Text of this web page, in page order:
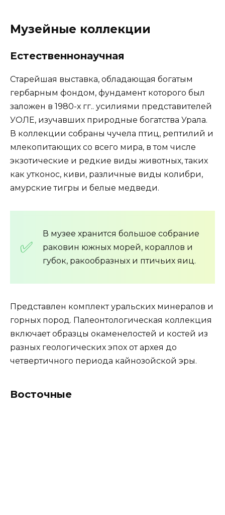
Музейные коллекции
Естественнонаучная
Старейшая выставка, обладающая богатым
гербарным фондом, фундамент которого был
заложен в 1980-х гг.. усилиями представителей
УОЛЕ, изучавших природные богатства Урала.
В коллекции собраны чучела птиц, рептилий и
млекопитающих со всего мира, в том числе
экзотические и редкие виды животных, таких
как утконос, киви, различные виды колибри,
амурские тигры и белые медведи.
В музее хранится большое собрание
раковин южных морей, кораллов и
губок, ракообразных и птичьих яиц.
Представлен комплект уральских минералов и
горных пород. Палеонтологическая коллекция
включает образцы окаменелостей и костей из
разных геологических эпох от архея до
четвертичного периода кайнозойской эры.
Восточные